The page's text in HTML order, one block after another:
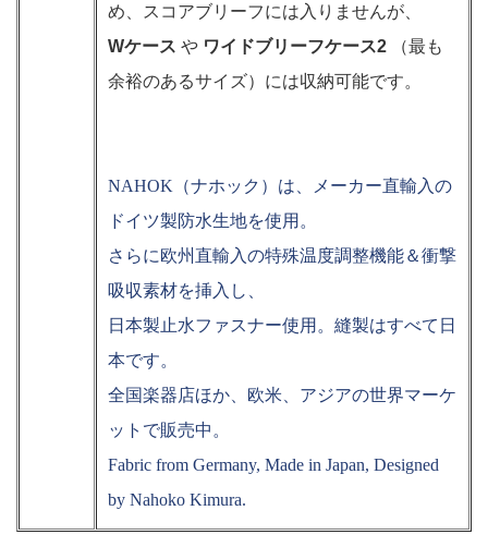
め、スコアブリーフには入りませんが、
Wケース や ワイドブリーフケース2 （最も
余裕のあるサイズ）には収納可能です。
NAHOK（ナホック）は、メーカー直輸入の
ドイツ製防水生地を使用。
さらに欧州直輸入の特殊温度調整機能＆衝撃
吸収素材を挿入し、
日本製止水ファスナー使用。縫製はすべて日
本です。
全国楽器店ほか、欧米、アジアの世界マーケ
ットで販売中。
Fabric from Germany, Made in Japan, Designed
by Nahoko Kimura.